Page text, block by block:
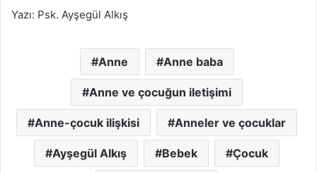
Yazı: Psk. Ayşegül Alkış
Anne Anne baba
Anne ve çocuğun iletişimi
Anne-çocuk ilişkisi Anneler ve çocuklar
Ayşegül Alkış Bebek Çocuk